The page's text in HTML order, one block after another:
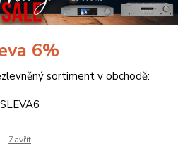
Hledat
jasan)
jasan)
6%
sortiment v obchodě:
SLEVA6
Zavřít